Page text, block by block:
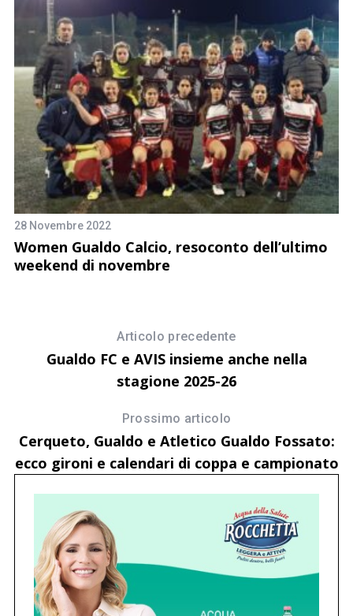
28 Novembre 2022
Women Gualdo Calcio, resoconto dell’ultimo
weekend di novembre
Articolo precedente
Gualdo FC e AVIS insieme anche nella
stagione 2025-26
Prossimo articolo
Cerqueto, Gualdo e Atletico Gualdo Fossato:
ecco gironi e calendari di coppa e campionato